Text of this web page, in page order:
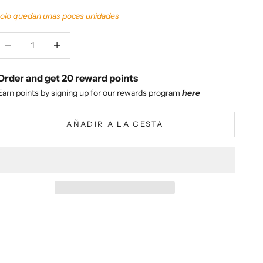
quedan unas pocas unidades
and get20 reward points
points by signing up for our rewards programhere
AÑADIR A LA CESTA